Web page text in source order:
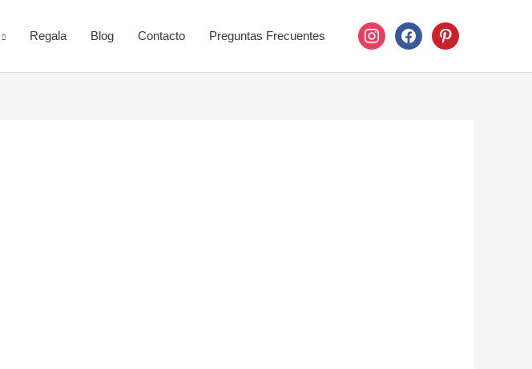
Regala Blog Contacto Preguntas Frecuentes
instagramfacebookpinterest